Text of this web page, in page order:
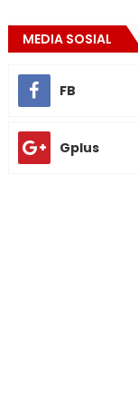
MEDIA SOSIAL
FB
Gplus